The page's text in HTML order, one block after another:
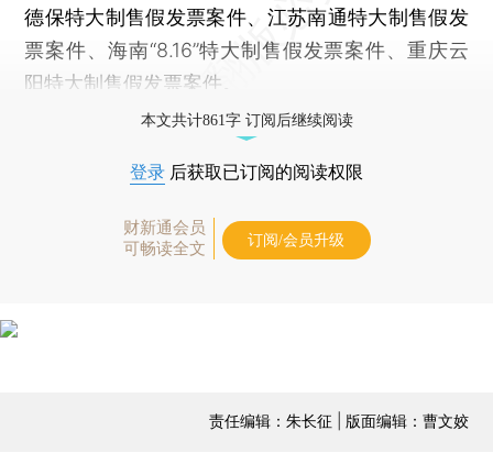
德保特大制售假发票案件、江苏南通特大制售假发
票案件、海南“8.16”特大制售假发票案件、重庆云
阳特大制售假发票案件。
本文共计861字 订阅后继续阅读
登录 后获取已订阅的阅读权限
财新通会员
可畅读全文
订阅/会员升级
责任编辑：朱长征 | 版面编辑：曹文姣